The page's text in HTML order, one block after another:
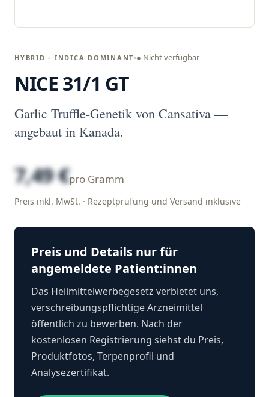
HYBRID - INDICA DOMINANT ● Nicht verfügbar
NICE 31/1 GT
Garlic Truffle-Genetik von Cansativa —
angebaut in Kanada.
7,49 €pro Gramm
Preis inkl. MwSt. · Rezeptprüfung und Versand inklusive
Preis und Details nur für
angemeldete Patient:innen
Das Heilmittelwerbegesetz verbietet uns,
verschreibungspflichtige Arzneimittel
öffentlich zu bewerben. Nach der
kostenlosen Registrierung siehst du Preis,
Produktfotos, Terpenprofil und
Analysezertifikat.